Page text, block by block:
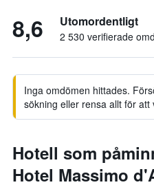
8,6 Utomordentligt
2 530 verifierade
Inga omdömen hittades.
sökning eller rensa allt för att
Hotell som
Hotel Massimo